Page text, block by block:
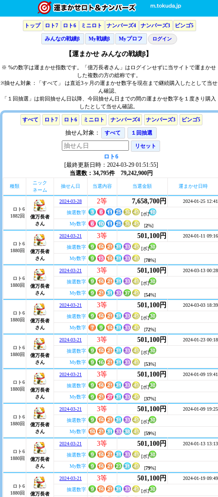
トップ ロト7 ロト6 ミニロト ナンバーズ4 ナンバーズ3 ビンゴ5
みんなの戦績β My戦績β Myプロフ ログイン
【運まかせ みんなの戦績β】
※ %の数字は運まかせ指数です。「億万長者さん」はログインせずに当サイトで運まかせ
した複数の方の総称です。
※抽せん対象：「すべて」 は直近3ヶ月の運まかせ数字を現在まで継続購入したとして当せ
ん確認、
「１回抽選」は前回抽せん日以降、今回抽せん日までの間の運まかせ数字を１度きり購入
したとして当せん確認。
すべて ロト7 ロト6 ミニロト ナンバーズ4 ナンバーズ3 ビンゴ5
抽せん対象： すべて １回抽選
リセット
ロト6
[最終更新日時：2024-03-29 01:51:55]
当選数：34,795件 79,242,900円
種類
ニック
ネーム
抽せん日 当選内容 当選金額 運まかせ日時
ロト6
1882回
億万長者
さん
2024-03-28 2等 7,658,700円 2024-01-25 12:41
抽選数字
[ボ]
My数字
[2%]
ロト6
1880回
億万長者
さん
2024-03-21 3等 501,100円 2024-01-11 09:16
抽選数字
[ボ]
My数字
[78%]
ロト6
1880回
億万長者
さん
2024-03-21 3等 501,100円 2024-03-13 00:28
抽選数字
[ボ]
My数字
[54%]
ロト6
1880回
億万長者
さん
2024-03-21 3等 501,100円 2024-03-03 18:39
抽選数字
[ボ]
My数字
[72%]
ロト6
1880回
億万長者
さん
2024-03-21 3等 501,100円 2024-01-23 00:18
抽選数字
[ボ]
My数字
[53%]
ロト6
1880回
億万長者
さん
2024-03-21 3等 501,100円 2024-01-09 19:41
抽選数字
[ボ]
My数字
[37%]
ロト6
1880回
億万長者
さん
2024-03-21 3等 501,100円 2024-01-09 19:25
抽選数字
[ボ]
My数字
[59%]
ロト6
1880回
億万長者
さん
2024-03-21 3等 501,100円 2024-01-13 13:13
抽選数字
[ボ]
My数字
[79%]
ロト6
1880回
億万長者
2024-03-21 3等 501,100円 2024-01-19 09:49
抽選数字
[ボ]